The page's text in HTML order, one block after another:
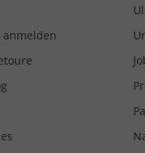
anmelden